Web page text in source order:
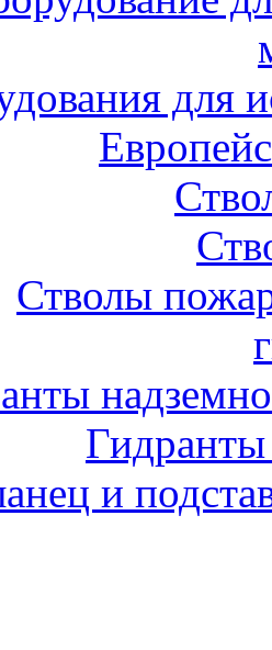
для
Стволы
и